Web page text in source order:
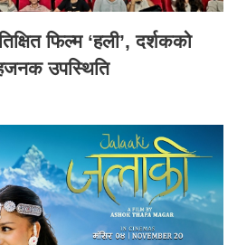
फिल्म ‘हली’, दर्शकको
उपस्थिति